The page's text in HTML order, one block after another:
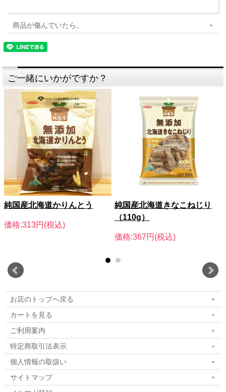
商品が傷んでいたら。
ご一緒にいかがですか？
純国産北海道かりんとう
価格:313円(税込)
純国産北海道きなこねじり
（110g）
価格:367円(税込)
お店のトップへ戻る
カートを見る
ご利用案内
特定商取引法表示
個人情報の取扱い
サイトマップ